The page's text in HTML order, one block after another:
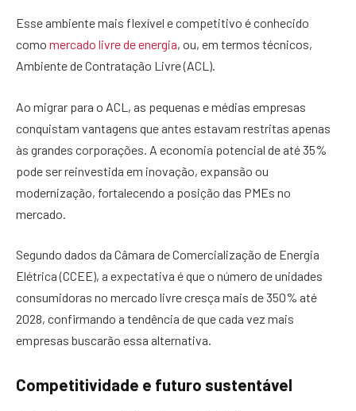
Esse ambiente mais flexível e competitivo é conhecido
como mercado livre de energia, ou, em termos técnicos,
Ambiente de Contratação Livre (ACL).
Ao migrar para o ACL, as pequenas e médias empresas
conquistam vantagens que antes estavam restritas apenas
às grandes corporações. A economia potencial de até 35%
pode ser reinvestida em inovação, expansão ou
modernização, fortalecendo a posição das PMEs no
mercado.
Segundo dados da Câmara de Comercialização de Energia
Elétrica (CCEE), a expectativa é que o número de unidades
consumidoras no mercado livre cresça mais de 350% até
2028, confirmando a tendência de que cada vez mais
empresas buscarão essa alternativa.
Competitividade e futuro sustentável